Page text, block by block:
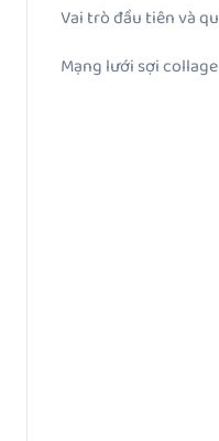
Vai trò đầu tiên và
Mạng lưới sợi